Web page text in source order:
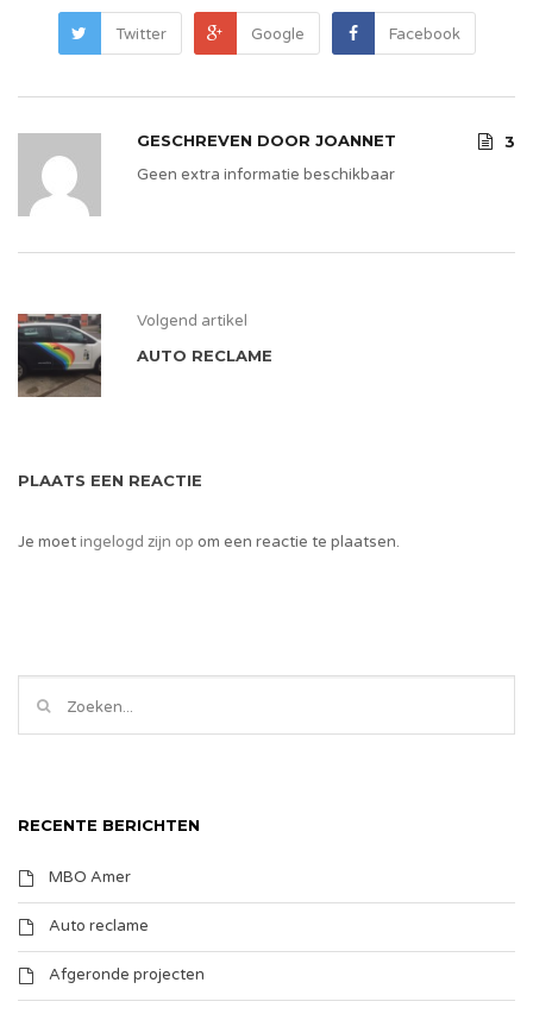
Twitter Google Facebook
GESCHREVEN DOOR JOANNET
3
Geen extra informatie beschikbaar
Volgend artikel
AUTO RECLAME
PLAATS EEN REACTIE
Je moetingelogd zijn op om een reactie te plaatsen.
RECENTE BERICHTEN
MBO Amer
Auto reclame
Afgeronde projecten